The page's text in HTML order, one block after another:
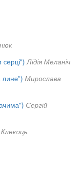
Лідія Меланіч
лине") Мирослава
Сергій